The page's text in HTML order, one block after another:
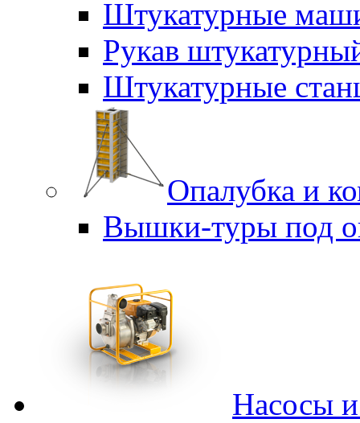
Штукатурные
Рукав
Штукатурные
Опалубка и
Вышки-туры под
Насосы